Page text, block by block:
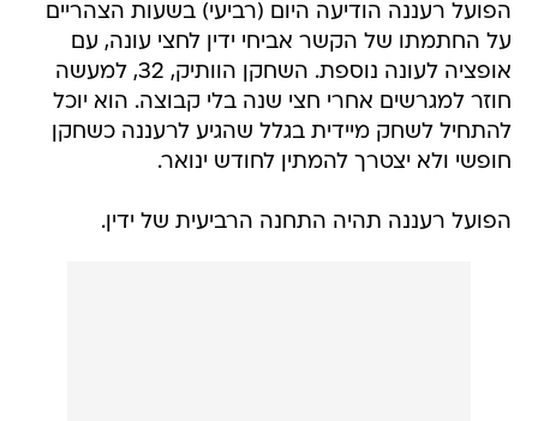
הפועל רעננה הודיעה היום (רביעי) בשעות הצהריים
על החתמתו של הקשר אביחי ידין לחצי עונה, עם
אופציה לעונה נוספת. השחקן הוותיק, 32, למעשה
חוזר למגרשים אחרי חצי שנה בלי קבוצה. הוא יוכל
להתחיל לשחק מיידית בגלל שהגיע לרעננה כשחקן
חופשי ולא יצטרך להמתין לחודש ינואר.
הפועל רעננה תהיה התחנה הרביעית של ידין.